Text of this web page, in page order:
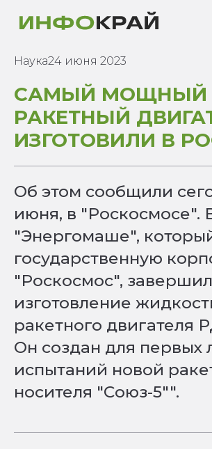
Наука24 июня 2023
САМЫЙ МОЩНЫЙ
РАКЕТНЫЙ
ИЗГОТОВИЛИ В
Об этом сообщили
июня, в "Роскосмосе".
"Энергомаше",
государственную
"Роскосмос",
изготовление
ракетного двигателя
Он создан для первых
испытаний новой
носителя "Союз-5"".